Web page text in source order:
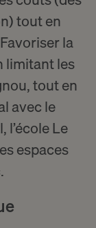
tout en
la
limitant les
tout en
avec le
Le
espaces